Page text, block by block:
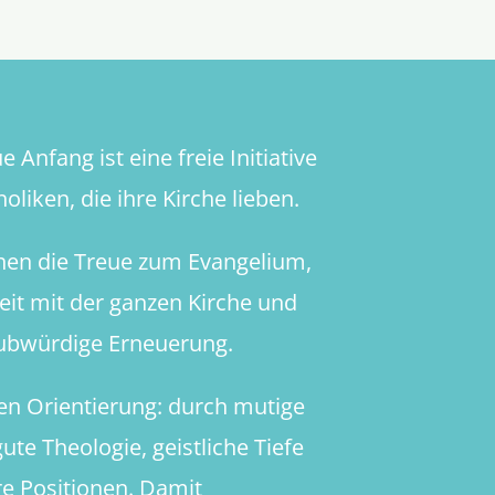
Anfang ist eine freie Initiative
die ihre Kirche lieben.
die Treue zum Evangelium,
mit der ganzen Kirche und
Erneuerung.
Orientierung: durch mutige
Theologie, geistliche Tiefe
Positionen. Damit